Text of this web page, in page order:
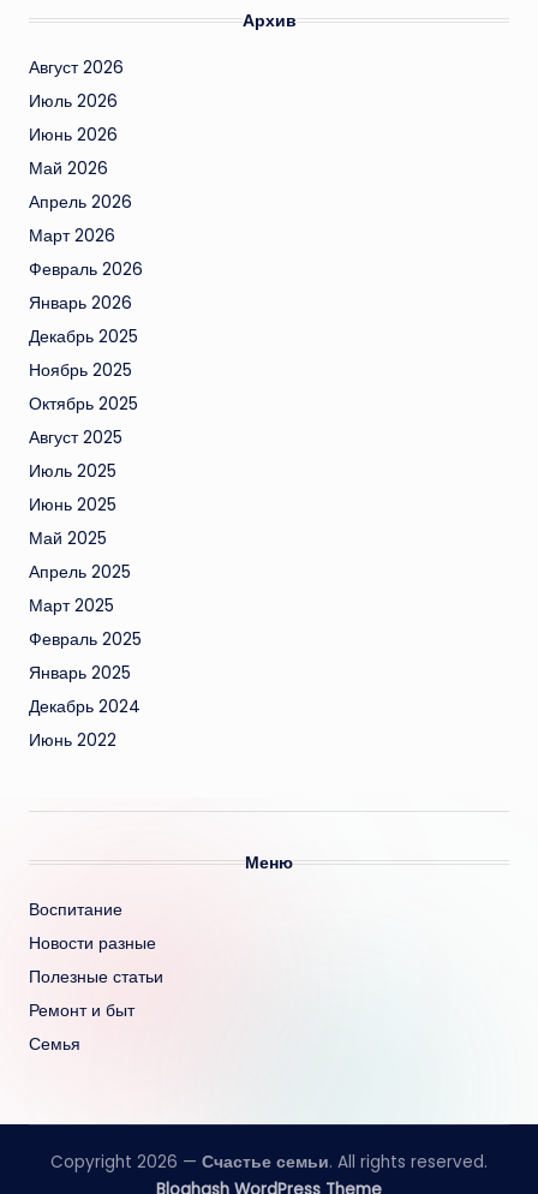
Архив
Август 2026
Июль 2026
Июнь 2026
Май 2026
Апрель 2026
Март 2026
Февраль 2026
Январь 2026
Декабрь 2025
Ноябрь 2025
Октябрь 2025
Август 2025
Июль 2025
Июнь 2025
Май 2025
Апрель 2025
Март 2025
Февраль 2025
Январь 2025
Декабрь 2024
Июнь 2022
Меню
Воспитание
Новости разные
Полезные статьи
Ремонт и быт
Семья
Copyright 2026 — Счастье семьи. All rights reserved.